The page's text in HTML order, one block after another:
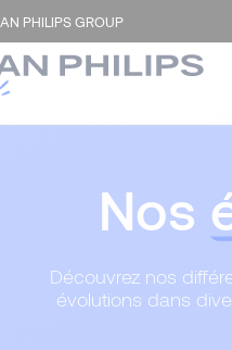
PHILIPS GROUP
Nos
Découvrez nos
évolutions dans